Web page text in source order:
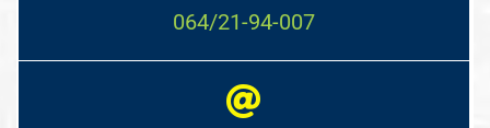
064/21-94-007